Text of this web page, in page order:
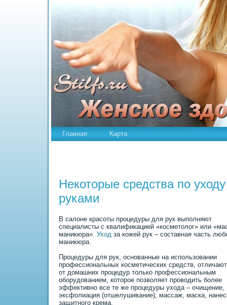
Главная Карта
Некоторые средства по
руками
В салоне кpaсоты процедуры для рук выполняют
специалисты с квалификацией «косметолог» или
маникюpa». Уход за кожей рук – составная часть
маникюpa.
Процедуры для рук, основанные на использовании
профессиональных косметических средств,
от домашних процедур только профессиональным
оборудованием, которое позволяет проводить более
эффективно все те же процедуры ухода – очищение,
эксфолиация (отшелушивание), массаж, маска,
защитного крема.